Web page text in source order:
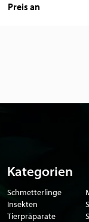
Preis an
Kategorien
Schmetterlinge
Insekten
Tierpräparate